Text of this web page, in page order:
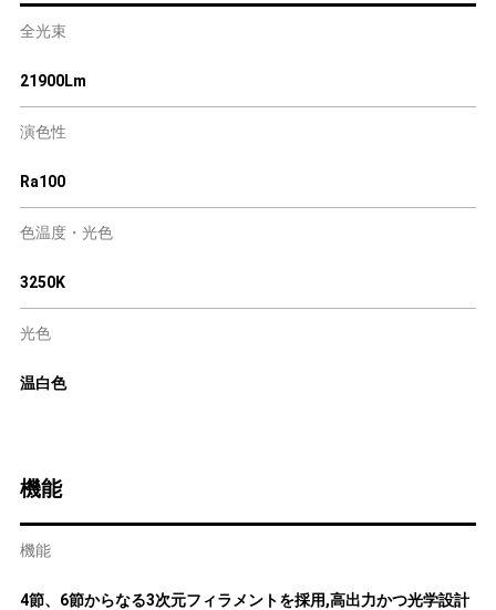
全光束
21900Lm
演色性
Ra100
色温度・光色
3250K
光色
温白色
機能
機能
4節、6節からなる3次元フィラメントを採用,高出力かつ光学設計